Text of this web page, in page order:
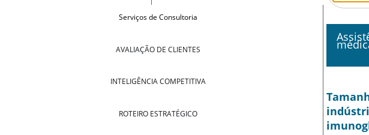
Serviços de Consultoria
AVALIAÇÃO DE CLIENTES
INTELIGÊNCIA COMPETITIVA
ROTEIRO ESTRATÉGICO